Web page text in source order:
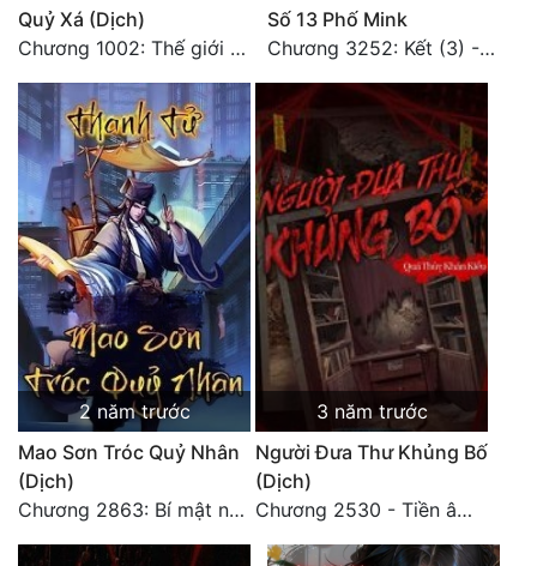
Quỷ Xá (Dịch)
Chương 1002: Thế giới mới (Kết thúc)
Số 13 Phố Mink
Chương 3252: Kết (3) - HẾT.
2 năm trước
Mao Sơn Tróc Quỷ Nhân
(Dịch)
Chương 2863: Bí mật nhất 2
3 năm trước
Người Đưa Thư Khủng Bố
(Dịch)
Chương 2530 - Tiền âm phủ (2)